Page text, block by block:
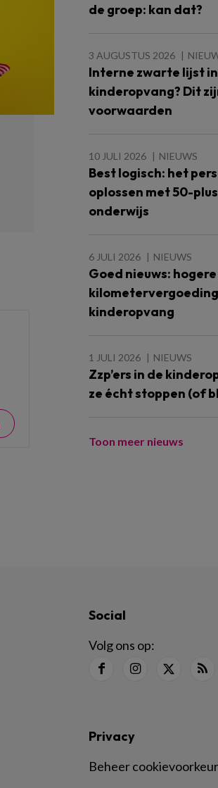
de groep: kan dat?
3 AUGUSTUS 2026
Interne zwarte lijst
kinderopvang? Dit
voorwaarden
10 JULI 2026 NIEUWS
Best logisch: het
oplossen met 50-
onderwijs
6 JULI 2026 NIEUWS
Goed nieuws: hogere
kinderopvang
1 JULI 2026 NIEUWS
Zzp’ers in de
ze écht stoppen (of
Toon meer nieuws
Social
Volg ons op:
Privacy
Beheer